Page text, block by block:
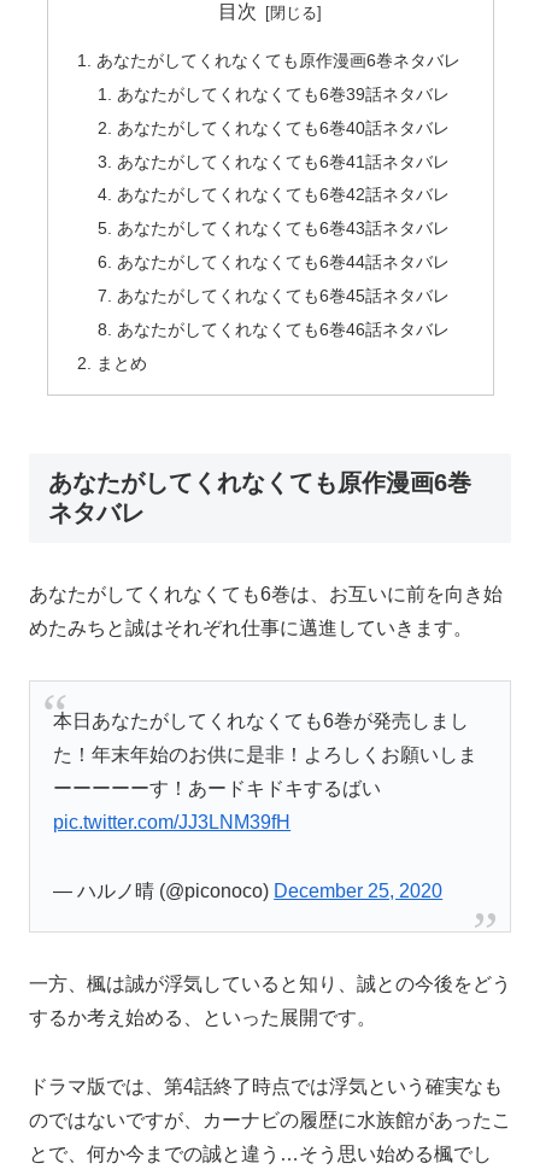
目次
あなたがしてくれなくても原作漫画6巻ネタバレ
あなたがしてくれなくても6巻39話ネタバレ
あなたがしてくれなくても6巻40話ネタバレ
あなたがしてくれなくても6巻41話ネタバレ
あなたがしてくれなくても6巻42話ネタバレ
あなたがしてくれなくても6巻43話ネタバレ
あなたがしてくれなくても6巻44話ネタバレ
あなたがしてくれなくても6巻45話ネタバレ
あなたがしてくれなくても6巻46話ネタバレ
まとめ
あなたがしてくれなくても原作漫画6巻
ネタバレ
あなたがしてくれなくても6巻は、お互いに前を向き始
めたみちと誠はそれぞれ仕事に邁進していきます。
本日あなたがしてくれなくても6巻が発売しまし
た！年末年始のお供に是非！よろしくお願いしま
ーーーーーす！あードキドキするばい
pic.twitter.com/JJ3LNM39fH
— ハルノ晴 (@piconoco) December 25, 2020
一方、楓は誠が浮気していると知り、誠との今後をどう
するか考え始める、といった展開です。
ドラマ版では、第4話終了時点では浮気という確実なも
のではないですが、カーナビの履歴に水族館があったこ
とで、何か今までの誠と違う…そう思い始める楓でし